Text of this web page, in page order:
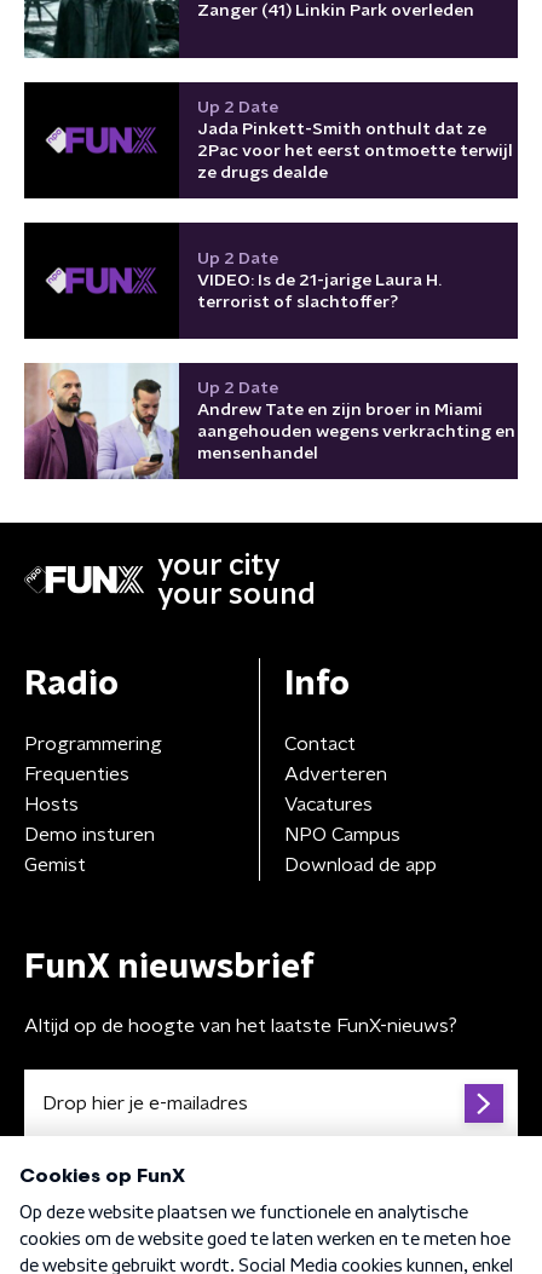
Zanger (41) Linkin Park overleden
Up 2 Date
Jada Pinkett-Smith onthult dat ze
2Pac voor het eerst ontmoette terwijl
ze drugs dealde
Up 2 Date
VIDEO: Is de 21-jarige Laura H.
terrorist of slachtoffer?
Up 2 Date
Andrew Tate en zijn broer in Miami
aangehouden wegens verkrachting en
mensenhandel
your city
your sound
Radio
Programmering
Frequenties
Hosts
Demo insturen
Gemist
Info
Contact
Adverteren
Vacatures
NPO Campus
Download de app
FunX nieuwsbrief
Altijd op de hoogte van het laatste FunX-nieuws?